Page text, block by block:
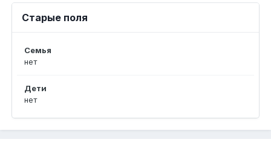
Старые поля
Семья
нет
Дети
нет